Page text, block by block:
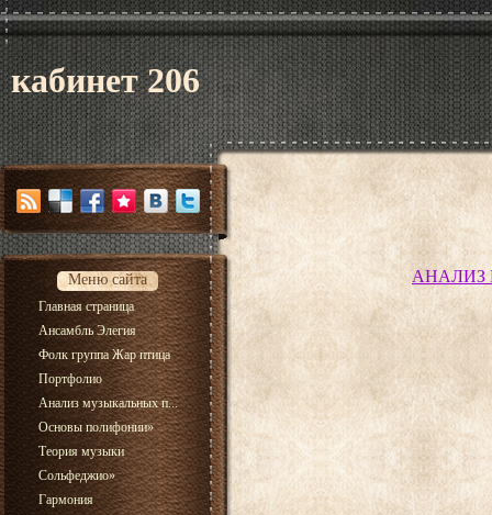
кабинет 206
Меню сайта
Главная страница
Ансамбль Элегия
Фолк группа Жар птица
Портфолио
Анализ музыкальных п...
Основы полифонии»
Теория музыки
Сольфеджио»
Гармония
АНАЛИЗ